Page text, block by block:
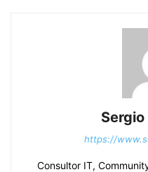
https://
Consultor IT,